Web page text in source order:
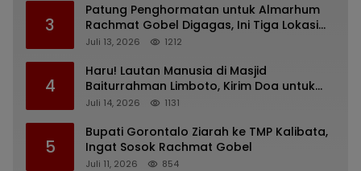
3
Patung Penghormatan untuk Almarhum
Rachmat Gobel Digagas, Ini Tiga Lokasi
yang Diusulkan
Juli 13, 2026 1212
4
Haru! Lautan Manusia di Masjid
Baiturrahman Limboto, Kirim Doa untuk
Almarhum Rachmat Gobel
Juli 14, 2026 1131
5
Bupati Gorontalo Ziarah ke TMP Kalibata,
Ingat Sosok Rachmat Gobel
Juli 11, 2026 854